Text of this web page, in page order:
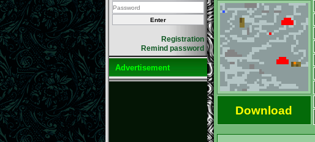
Registration
Remind password
Advertisement
Download